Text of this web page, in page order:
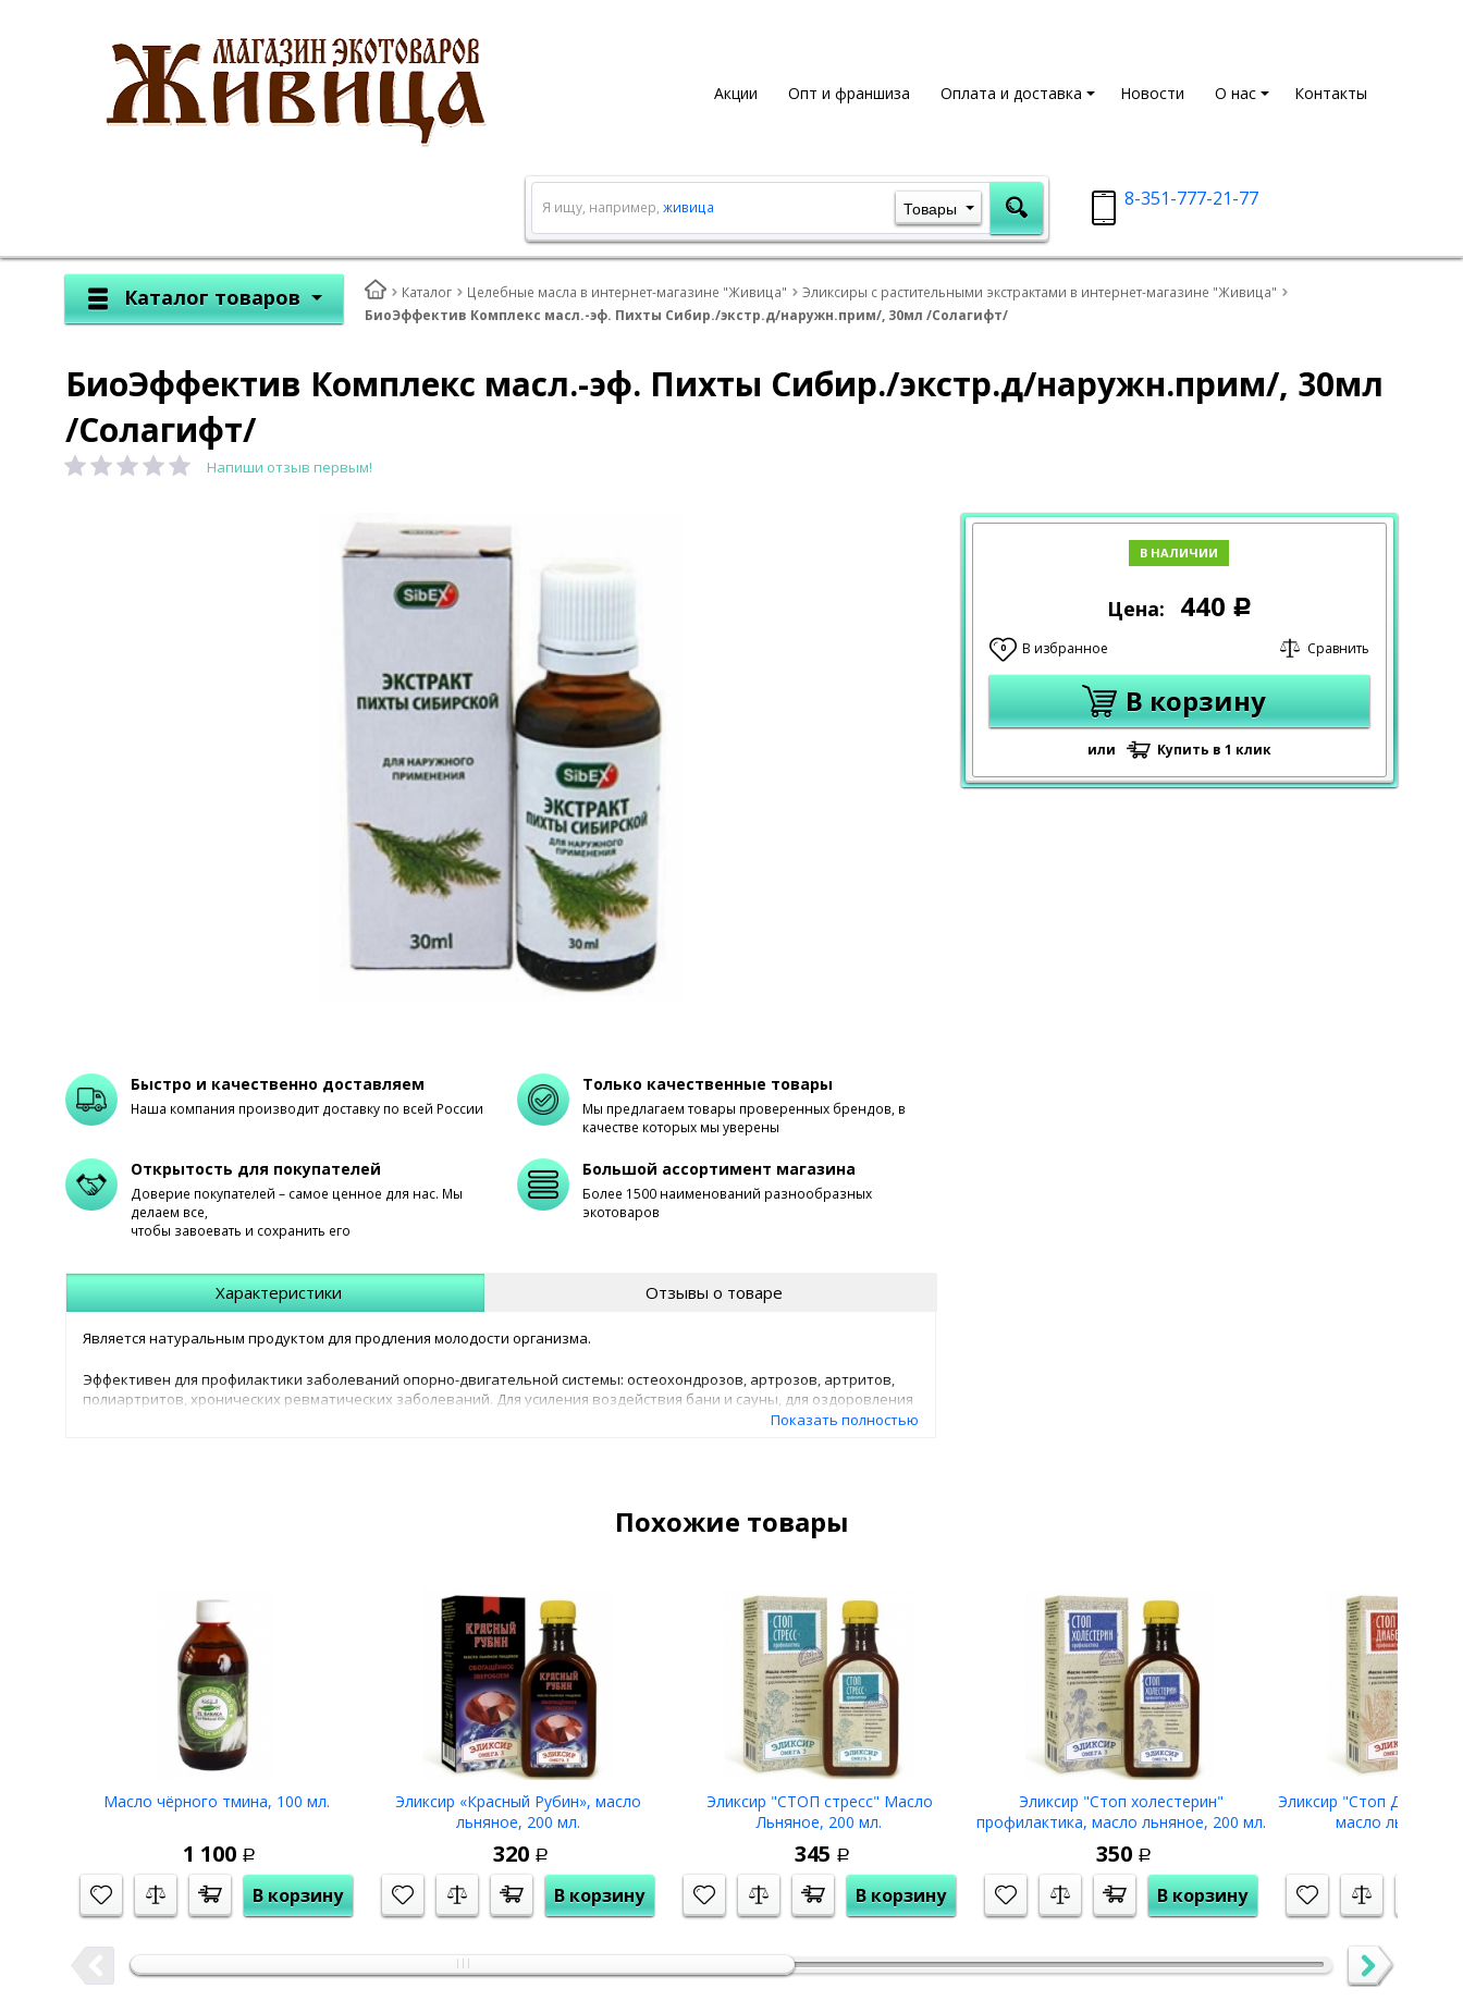
Акции Опт и франшиза Оплата и доставка Новости О нас Контакты
8-351-777-21-77
Я ищу, например, живица Товары
Каталог товаров Каталог Целебные масла в интернет-магазине "Живица"
Эликсиры c растительными экстрактами в интернет-магазине "Живица"
БиоЭффектив Комплекс масл.-эф. Пихты Сибир./экстр.д/наружн.прим/, 30мл /Солагифт/
БиоЭффектив Комплекс масл.-эф. Пихты Сибир./экстр.д/наружн.прим/, 30мл
/Солагифт/
Напиши отзыв первым!
В НАЛИЧИИ
Цена: 440 Р
0 В избранное Сравнить
В корзину
или Купить в 1 клик
Быстро и качественно доставляем
Наша компания производит доставку по всей России
Только качественные товары
Мы предлагаем товары проверенных брендов, в
качестве которых мы уверены
Открытость для покупателей
Доверие покупателей – самое ценное для нас. Мы
делаем все,
чтобы завоевать и сохранить его
Большой ассортимент магазина
Более 1500 наименований разнообразных
экотоваров
Характеристики Отзывы о товаре
Является натуральным продуктом для продления молодости организма.
Эффективен для профилактики заболеваний опорно-двигательной системы: остеохондрозов, артрозов, артритов,
полиартритов, хронических ревматических заболеваний. Для усиления воздействия бани и сауны, для оздоровления
и восстановления сил при утомлении, стрессе, нервном возбуждении, напряженности и усталости мышц.Показать полностью
Похожие товары
Масло чёрного тмина, 100 мл.
1 100 Р
В корзину
Эликсир «Красный Рубин», масло
льняное, 200 мл.
320 Р
В корзину
Эликсир "СТОП стресс" Масло
Льняное, 200 мл.
345 Р
В корзину
Эликсир "Стоп холестерин"
профилактика, масло льняное, 200 мл.
350 Р
В корзину
Эликсир "Стоп Диабет"
масло льняное,